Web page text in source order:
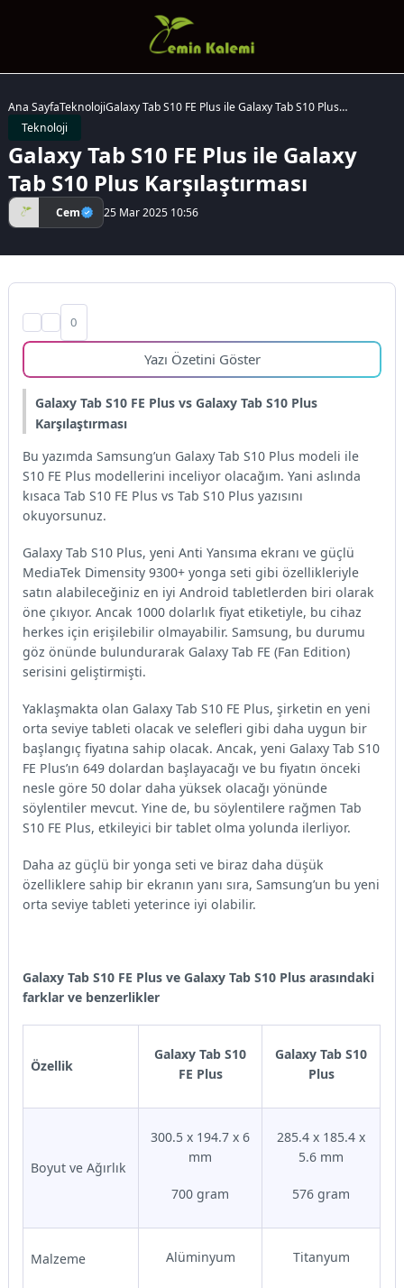
Ana SayfaTeknolojiGalaxy Tab S10 FE Plus ile Galaxy Tab S10 Plus
Teknoloji
Galaxy Tab S10 FE Plus ile Galaxy
Tab S10 Plus Karşılaştırması
Cem 25 Mar 2025 10:56
0
Yazı Özetini Göster
Galaxy Tab S10 FE Plus vs Galaxy Tab S10 Plus
Karşılaştırması
Bu yazımda Samsung’un Galaxy Tab S10 Plus modeli ile
S10 FE Plus modellerini inceliyor olacağım. Yani aslında
kısaca Tab S10 FE Plus vs Tab S10 Plus yazısını
okuyorsunuz.
Galaxy Tab S10 Plus, yeni Anti Yansıma ekranı ve güçlü
MediaTek Dimensity 9300+ yonga seti gibi özellikleriyle
satın alabileceğiniz en iyi Android tabletlerden biri olarak
öne çıkıyor. Ancak 1000 dolarlık fiyat etiketiyle, bu cihaz
herkes için erişilebilir olmayabilir. Samsung, bu durumu
göz önünde bulundurarak Galaxy Tab FE (Fan Edition)
serisini geliştirmişti.
Yaklaşmakta olan Galaxy Tab S10 FE Plus, şirketin en yeni
orta seviye tableti olacak ve selefleri gibi daha uygun bir
başlangıç fiyatına sahip olacak. Ancak, yeni Galaxy Tab S10
FE Plus’ın 649 dolardan başlayacağı ve bu fiyatın önceki
nesle göre 50 dolar daha yüksek olacağı yönünde
söylentiler mevcut. Yine de, bu söylentilere rağmen Tab
S10 FE Plus, etkileyici bir tablet olma yolunda ilerliyor.
Daha az güçlü bir yonga seti ve biraz daha düşük
özelliklere sahip bir ekranın yanı sıra, Samsung’un bu yeni
orta seviye tableti yeterince iyi olabilir.
Galaxy Tab S10 FE Plus ve Galaxy Tab S10 Plus arasındaki
farklar ve benzerlikler
Özellik
Galaxy Tab S10
FE Plus
Galaxy Tab S10
Plus
Boyut ve Ağırlık
300.5 x 194.7 x 6
mm
700 gram
285.4 x 185.4 x
5.6 mm
576 gram
Malzeme Alüminyum Titanyum